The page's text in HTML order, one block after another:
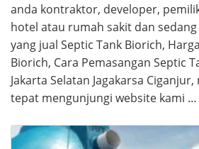
anda kontraktor, developer,
hotel atau rumah sakit dan
yang jual Septic Tank Biorich,
Biorich, Cara Pemasangan Septic
Jakarta Selatan Jagakarsa
tepat mengunjungi website kami …